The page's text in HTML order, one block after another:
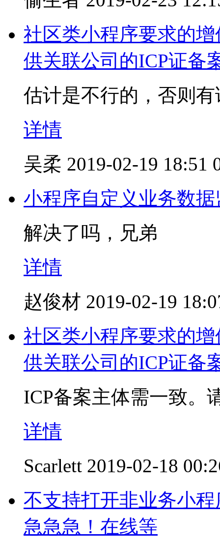
社区类小程序要求的
供关联公司的ICP证备
估计是不行的，否则
详情
吴柔 2019-02-19 18:51
小程序自定义业务数
解决了吗，兄弟
详情
赵俊材 2019-02-19
社区类小程序要求的
供关联公司的ICP证备
ICP备案主体需一致。
详情
Scarlett 2019-02-18
不支持打开非业务小
急急急！在线等